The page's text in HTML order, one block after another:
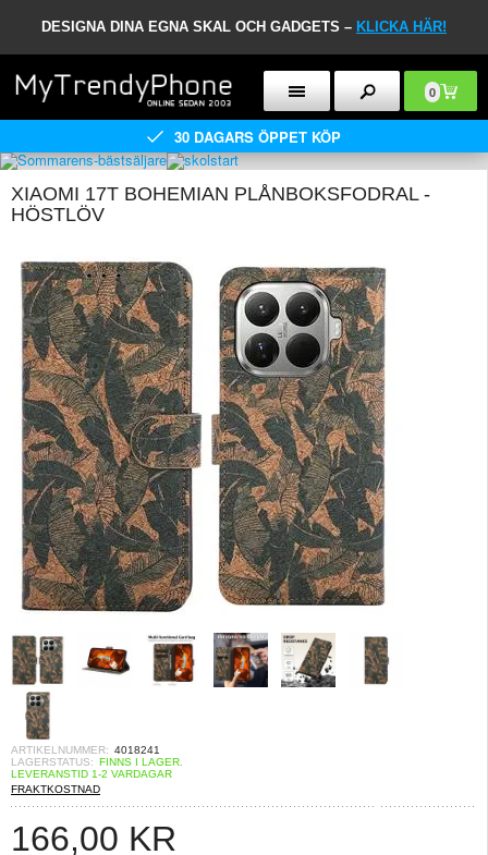
DESIGNA DINA EGNA SKAL OCH GADGETS – KLICKA HÄR!
0
30 DAGARS ÖPPET KÖP
XIAOMI 17T BOHEMIAN PLÅNBOKSFODRAL -
HÖSTLÖV
ARTIKELNUMMER: 4018241
LAGERSTATUS: FINNS I LAGER.
LEVERANSTID 1-2 VARDAGAR
FRAKTKOSTNAD
166,00 KR